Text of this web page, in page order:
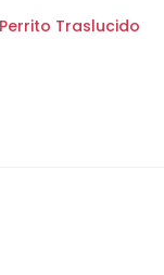
Traslucido